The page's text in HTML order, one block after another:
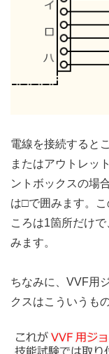
電線を接続すると
またはアウトレッ
ントボックスの場
は□で囲みます。
ころは1箇所だけ
みます。
ちなみに、VVF用
クスはこういうもの